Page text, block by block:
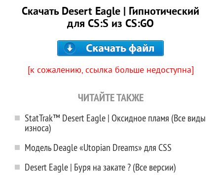
Скачать Desert Eagle | Гипнотический
для CS:S из CS:GO
[к сожалению, ссылка больше недоступна]
ЧИТАЙТЕ ТАКЖЕ
StatTrak™ Desert Eagle | Оксидное пламя (Все виды
износа)
Модель Deagle «Utopian Dreams» для CSS
Desert Eagle | Буря на закате ? (Все версии)